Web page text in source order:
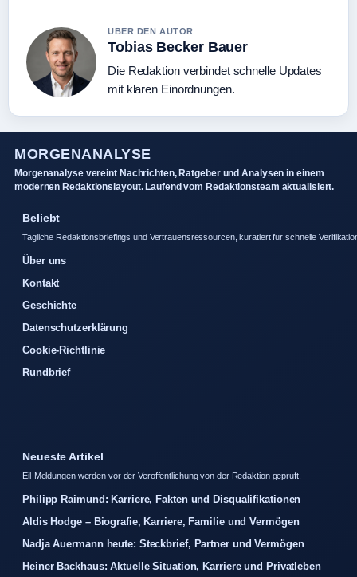
UBER DEN AUTOR
Tobias Becker Bauer
Die Redaktion verbindet schnelle Updates
mit klaren Einordnungen.
MORGENANALYSE
Morgenanalyse vereint Nachrichten, Ratgeber und Analysen in einem
modernen Redaktionslayout. Laufend vom Redaktionsteam aktualisiert.
Beliebt
Tagliche Redaktionsbriefings und Vertrauensressourcen, kuratiert fur schnelle
Über uns
Kontakt
Geschichte
Datenschutzerklärung
Cookie-Richtlinie
Rundbrief
Neueste Artikel
Eil-Meldungen werden vor der Veroffentlichung von der Redaktion gepruft.
Philipp Raimund: Karriere, Fakten und Disqualifikationen
Aldis Hodge – Biografie, Karriere, Familie und Vermögen
Nadja Auermann heute: Steckbrief, Partner und Vermögen
Heiner Backhaus: Aktuelle Situation, Karriere und Privatleben